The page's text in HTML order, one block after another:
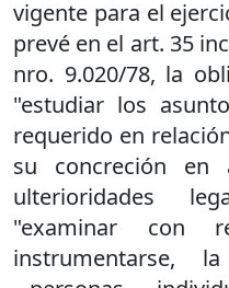
vigente para el
prevé en el art. 35
nro. 9.020/78, la
"estudiar los
requerido en
su concreción
ulterioridades
"examinar con
instrumentarse,